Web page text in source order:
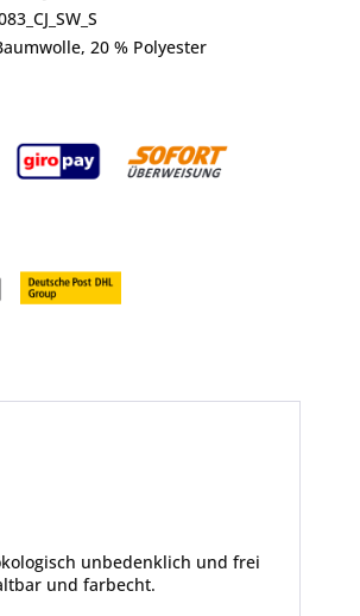
20 % Polyester
unbedenklich und frei
und farbecht.